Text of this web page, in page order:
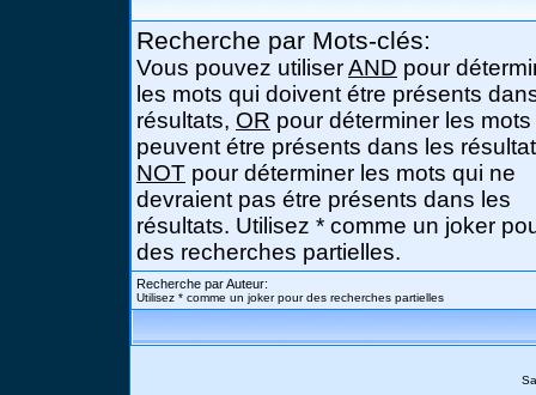
Recherche par Mots-clés:
Vous pouvez utiliserAND pour
les mots qui doivent étre présents
résultats, OR pour déterminer les
peuvent étre présents dans les
NOT pour déterminer les mots qui ne
devraient pas étre présents dans les
résultats. Utilisez * comme un joker
des recherches partielles.
Recherche par Auteur:
Utilisez * comme un joker pour des recherches partielles